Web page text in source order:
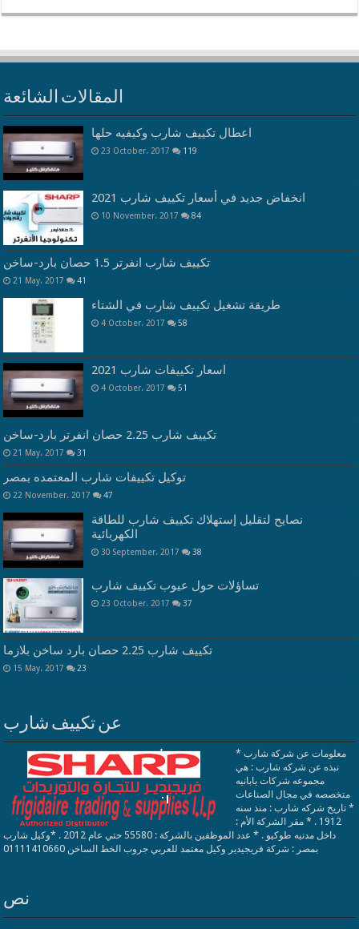
المقالات الشائعة
اعطال تكييف شارب وكيفيه حلها
23 October، 2017 119
انخفاض جديد في أسعار تكييف شارب 2021
10 November، 2017 84
تكييف شارب انفرتر 1.5 حصان بارد-ساخن
21 May، 2017 41
طريقة تشغيل تكييف شارب في الشتاء
4 October، 2017 58
اسعار تكييفات شارب 2021
4 October، 2017 51
تكييف شارب 2.25 حصان انفرتر بارد-ساخن
21 May، 2017 31
توكيل تكييفات شارب المعتمده بمصر
22 November، 2017 47
نصايح لتقليل إستهلاك تكييف شارب للطاقة
الكهربائية
30 September، 2017 38
تساؤلات حول عيوب تكييف شارب
23 October، 2017 37
تكييف شارب 2.25 حصان بارد ساخن بلازما
15 May، 2017 23
عن تكييف شارب
معلومات عن شركة شارب *
نبذه عن شركه شارب : هي
مجموعه شركات يابانيه
متخصصه في مجال الصناعات
* تاريخ شركه شارب : منذ سنه
1912 . * مقر الشركة الأم :
داخل مدنيه طوكيو . * عدد الموظفين بالشركة : 55580 حتي عام 2012 . *وكيل شارب
بمصر : شركة فريجيدير وكيل معتمد للعربي جروب الخط الساخن 01111410660
نص